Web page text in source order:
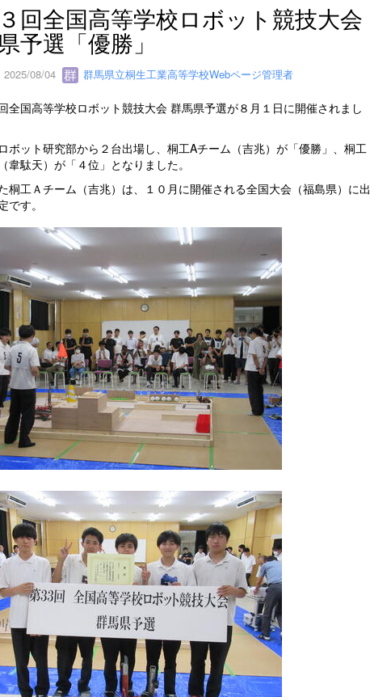
回全国高等学校ロボット競技大会
予選「優勝」
08/04 群馬県立桐生工業高等学校Webページ管理者
全国高等学校ロボット競技大会 群馬県予選が８月１日に開催されまし
ボット研究部から２台出場し、桐工Aチーム（吉兆）が「優勝」、桐工
韋駄天）が「４位」となりました。
桐工Ａチーム（吉兆）は、１０月に開催される全国大会（福島県）に出
です。